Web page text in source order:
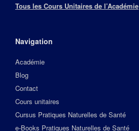
Tous les Cours Unitaires de l’Académie
Navigation
Académie
Blog
Contact
Cours unitaires
Cursus Pratiques Naturelles de Santé
e-Books Pratiques Naturelles de Santé